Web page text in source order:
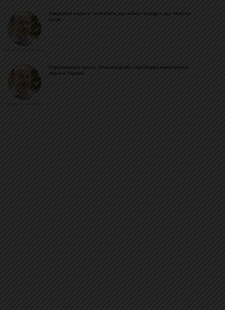
Михайло Цимбалюк
Завдання ворога - показати, що війна «всюди», що тилу не
існує
Михайло Цимбалюк
Стрілянина в школі, безпека дітей і проблема нелегальної
зброї в Україні